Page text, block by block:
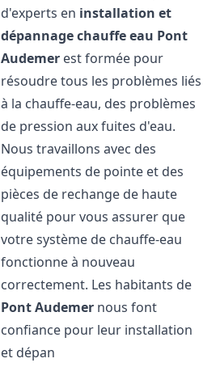
d'experts en installation et
dépannage chauffe eau Pont
Audemer est formée pour
résoudre tous les problèmes liés
à la chauffe-eau, des problèmes
de pression aux fuites d'eau.
Nous travaillons avec des
équipements de pointe et des
pièces de rechange de haute
qualité pour vous assurer que
votre système de chauffe-eau
fonctionne à nouveau
correctement. Les habitants de
Pont Audemer nous font
confiance pour leur installation
et dépan